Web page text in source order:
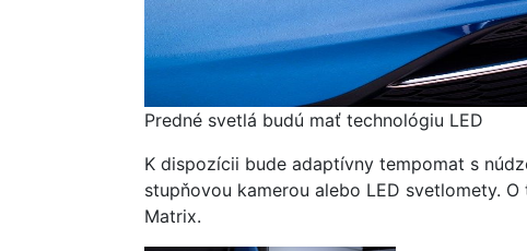
Predné svetlá budú mať technológiu LED
K dispozícii bude adaptívny tempomat s
stupňovou kamerou alebo LED svetlomety.
Matrix.